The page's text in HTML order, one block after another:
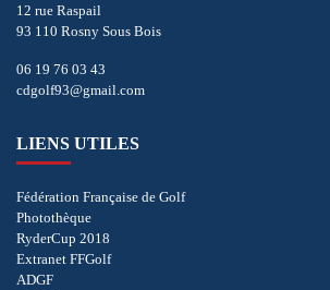
12 rue Raspail
93 110 Rosny Sous Bois
06 19 76 03 43
cdgolf93@gmail.com
LIENS UTILES
Fédération Française de Golf
Photothèque
RyderCup 2018
Extranet FFGolf
ADGF